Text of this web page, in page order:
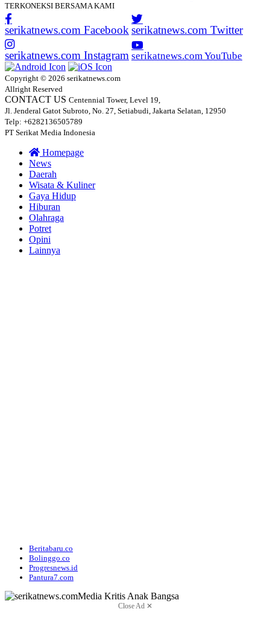
TERKONEKSI BERSAMA KAMI
serikatnews.com Facebook serikatnews.com Twitter
serikatnews.com Instagram serikatnews.com YouTube
Copyright © 2026 serikatnews.com
Allright Reserved
CONTACT US Centennial Tower, Level 19,
Jl. Jenderal Gatot Subroto, No. 27, Setiabudi, Jakarta Selatan, 12950
Telp: +6282136505789
PT Serikat Media Indonesia
Homepage
News
Daerah
Wisata & Kuliner
Gaya Hidup
Hiburan
Olahraga
Potret
Opini
Lainnya
Beritabaru.co
Bolinggo.co
Progresnews.id
Pantura7.com
Close Ad ✕